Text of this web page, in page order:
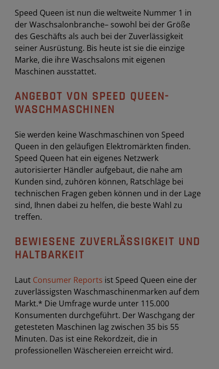
Speed Queen ist nun die weltweite Nummer 1 in
der Waschsalonbranche– sowohl bei der Größe
des Geschäfts als auch bei der Zuverlässigkeit
seiner Ausrüstung. Bis heute ist sie die einzige
Marke, die ihre Waschsalons mit eigenen
Maschinen ausstattet.
ANGEBOT VON SPEED QUEEN-
WASCHMASCHINEN
Sie werden keine Waschmaschinen von Speed
Queen in den geläufigen Elektromärkten finden.
Speed Queen hat ein eigenes Netzwerk
autorisierter Händler aufgebaut, die nahe am
Kunden sind, zuhören können, Ratschläge bei
technischen Fragen geben können und in der Lage
sind, Ihnen dabei zu helfen, die beste Wahl zu
treffen.
BEWIESENE ZUVERLÄSSIGKEIT UND
HALTBARKEIT
Laut Consumer Reports ist Speed Queen eine der
zuverlässigsten Waschmaschinenmarken auf dem
Markt.* Die Umfrage wurde unter 115.000
Konsumenten durchgeführt. Der Waschgang der
getesteten Maschinen lag zwischen 35 bis 55
Minuten. Das ist eine Rekordzeit, die in
professionellen Wäschereien erreicht wird.